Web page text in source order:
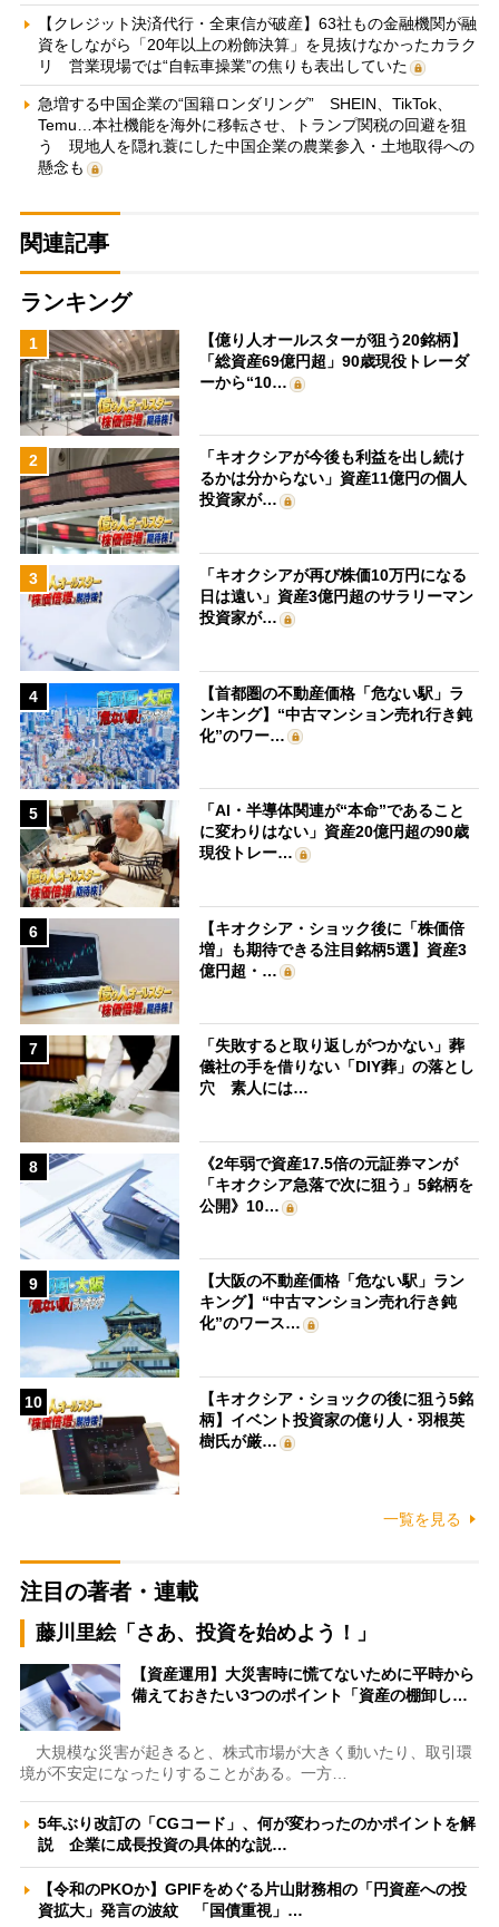
【クレジット決済代行・全東信が破産】63社もの金融機関が融
資をしながら「20年以上の粉飾決算」を見抜けなかったカラク
リ 営業現場では“自転車操業”の焦りも表出していた
急増する中国企業の“国籍ロンダリング” SHEIN、TikTok、
Temu…本社機能を海外に移転させ、トランプ関税の回避を狙
う 現地人を隠れ蓑にした中国企業の農業参入・土地取得への
懸念も
関連記事
ランキング
1
【億り人オールスターが狙う20銘柄】
「総資産69億円超」90歳現役トレーダ
ーから“10…
2
「キオクシアが今後も利益を出し続け
るかは分からない」資産11億円の個人
投資家が…
3
「キオクシアが再び株価10万円になる
日は遠い」資産3億円超のサラリーマン
投資家が…
4
【首都圏の不動産価格「危ない駅」ラ
ンキング】“中古マンション売れ行き鈍
化”のワー…
5
「AI・半導体関連が“本命”であること
に変わりはない」資産20億円超の90歳
現役トレー…
6
【キオクシア・ショック後に「株価倍
増」も期待できる注目銘柄5選】資産3
億円超・…
7
「失敗すると取り返しがつかない」葬
儀社の手を借りない「DIY葬」の落とし
穴 素人には…
8
《2年弱で資産17.5倍の元証券マンが
「キオクシア急落で次に狙う」5銘柄を
公開》10…
9
【大阪の不動産価格「危ない駅」ラン
キング】“中古マンション売れ行き鈍
化”のワース…
10
【キオクシア・ショックの後に狙う5銘
柄】イベント投資家の億り人・羽根英
樹氏が厳…
一覧を見る
注目の著者・連載
藤川里絵「さあ、投資を始めよう！」
【資産運用】大災害時に慌てないために平時から
備えておきたい3つのポイント「資産の棚卸し…
大規模な災害が起きると、株式市場が大きく動いたり、取引環
境が不安定になったりすることがある。一方…
5年ぶり改訂の「CGコード」、何が変わったのかポイントを解
説 企業に成長投資の具体的な説…
【令和のPKOか】GPIFをめぐる片山財務相の「円資産への投
資拡大」発言の波紋 「国債重視」…